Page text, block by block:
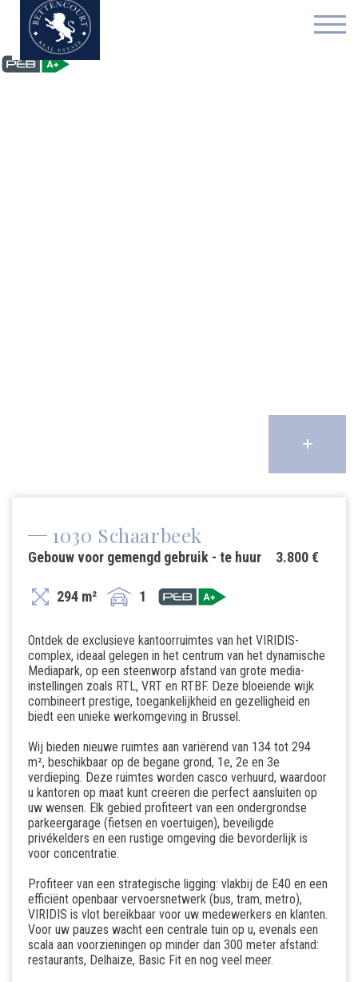
1030 Schaarbeek
3.800 €
Gebouw voor gemengd gebruik - te huur
294 m² 1
Ontdek de exclusieve kantoorruimtes van het VIRIDIS-
complex, ideaal gelegen in het centrum van het dynamische
Mediapark, op een steenworp afstand van grote media-
instellingen zoals RTL, VRT en RTBF. Deze bloeiende wijk
combineert prestige, toegankelijkheid en gezelligheid en
biedt een unieke werkomgeving in Brussel.
Wij bieden nieuwe ruimtes aan variërend van 134 tot 294
m², beschikbaar op de begane grond, 1e, 2e en 3e
verdieping. Deze ruimtes worden casco verhuurd, waardoor
u kantoren op maat kunt creëren die perfect aansluiten op
uw wensen. Elk gebied profiteert van een ondergrondse
parkeergarage (fietsen en voertuigen), beveiligde
privékelders en een rustige omgeving die bevorderlijk is
voor concentratie.
Profiteer van een strategische ligging: vlakbij de E40 en een
efficiënt openbaar vervoersnetwerk (bus, tram, metro),
VIRIDIS is vlot bereikbaar voor uw medewerkers en klanten.
Voor uw pauzes wacht een centrale tuin op u, evenals een
scala aan voorzieningen op minder dan 300 meter afstand:
restaurants, Delhaize, Basic Fit en nog veel meer.